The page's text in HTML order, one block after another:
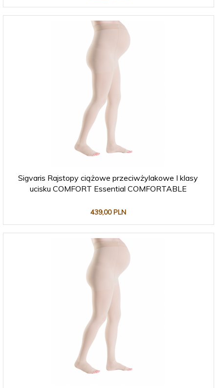
Sigvaris Rajstopy ciążowe przeciwżylakowe I klasy
ucisku COMFORT Essential COMFORTABLE
439,00 PLN